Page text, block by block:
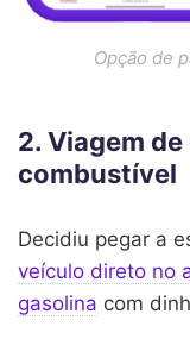
Opção de
2. Viagem
combustível
Decidiu pegar a
veículo direto no
gasolina com